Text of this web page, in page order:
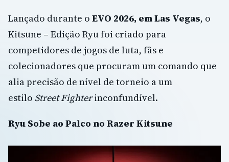
Lançado durante o EVO 2026, em Las Vegas, o
Kitsune – Edição Ryu foi criado para
competidores de jogos de luta, fãs e
colecionadores que procuram um comando que
alia precisão de nível de torneio a um
estilo Street Fighterinconfundível.
Ryu Sobe ao Palco no Razer Kitsune